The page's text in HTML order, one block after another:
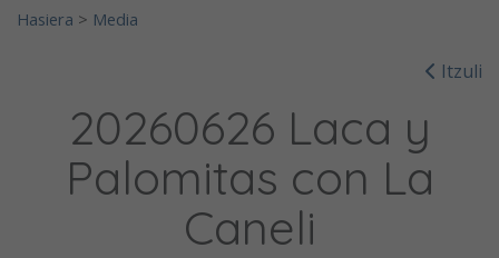
Hasiera > Media
Itzuli
20260626 Laca y
Palomitas con La
Caneli